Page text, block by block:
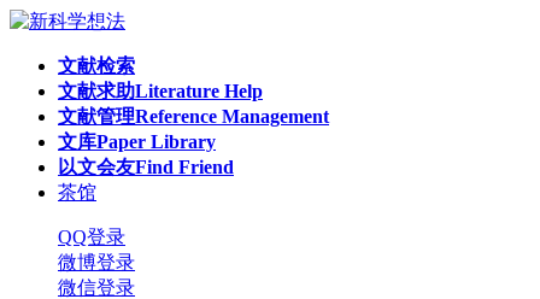
文献检索
文献求助Literature Help
文献管理Reference Management
文库Paper Library
以文会友Find Friend
茶馆
QQ登录
微博登录
微信登录